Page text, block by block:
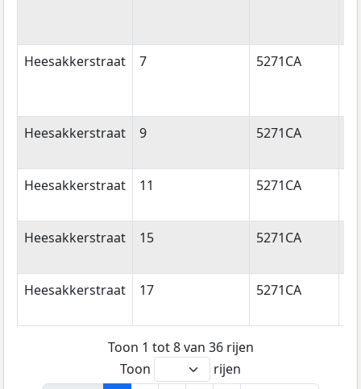
Heesakkerstraat 7 5271CA
Heesakkerstraat 9 5271CA
Heesakkerstraat
11 5271CA
Heesakkerstraat
15 5271CA
Heesakkerstraat
17 5271CA
Toon 1 tot 8 van 36 rijen
Toon
rijen